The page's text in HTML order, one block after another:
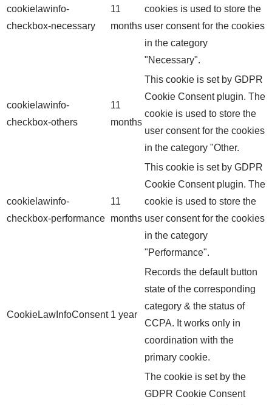
cookielawinfo-
checkbox-necessary
11
months
cookies is used to store the
user consent for the cookies
in the category
"Necessary".
cookielawinfo-
checkbox-others
11
months
This cookie is set by GDPR
Cookie Consent plugin. The
cookie is used to store the
user consent for the cookies
in the category "Other.
cookielawinfo-
checkbox-performance
11
months
This cookie is set by GDPR
Cookie Consent plugin. The
cookie is used to store the
user consent for the cookies
in the category
"Performance".
CookieLawInfoConsent 1 year
Records the default button
state of the corresponding
category & the status of
CCPA. It works only in
coordination with the
primary cookie.
The cookie is set by the
GDPR Cookie Consent